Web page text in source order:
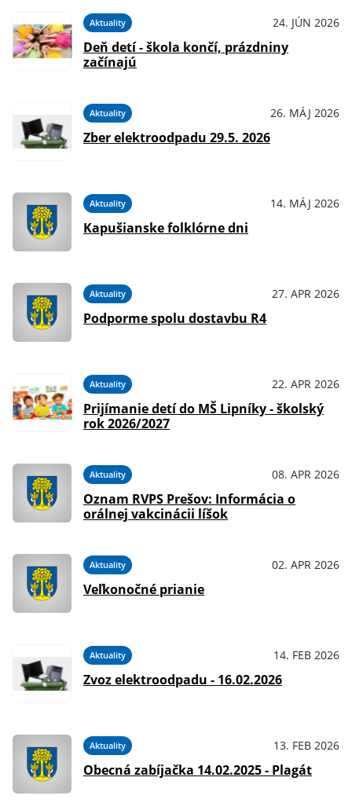
Aktuality 24. JÚN 2026
Deň detí - škola končí, prázdniny
začínajú
Aktuality 26. MÁJ 2026
Zber elektroodpadu 29.5. 2026
Aktuality 14. MÁJ 2026
Kapušianske folklórne dni
Aktuality 27. APR 2026
Podporme spolu dostavbu R4
Aktuality 22. APR 2026
Prijímanie detí do MŠ Lipníky - školský
rok 2026/2027
Aktuality 08. APR 2026
Oznam RVPS Prešov: Informácia o
orálnej vakcinácii líšok
Aktuality 02. APR 2026
Veľkonočné prianie
Aktuality 14. FEB 2026
Zvoz elektroodpadu - 16.02.2026
Aktuality 13. FEB 2026
Obecná zabíjačka 14.02.2025 - Plagát